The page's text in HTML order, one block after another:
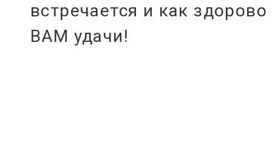
встречается и как
ВАМ удачи!